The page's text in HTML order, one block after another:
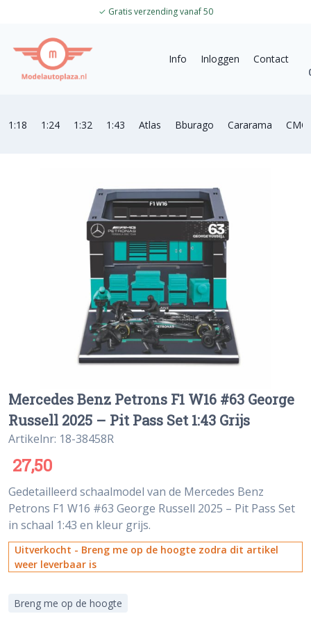
✓ Gratis verzending vanaf 50
Info Inloggen
Contact
1:18 1:24 1:32 1:43 Atlas Bburago Cararama CMC
Mercedes Benz Petrons F1 W16 #63 George
Russell 2025 – Pit Pass Set 1:43 Grijs
Artikelnr: 18-38458R
27,50
Gedetailleerd schaalmodel van de Mercedes Benz
Petrons F1 W16 #63 George Russell 2025 – Pit Pass Set
in schaal 1:43 en kleur grijs.
Uitverkocht - Breng me op de hoogte zodra dit artikel
weer leverbaar is
Breng me op de hoogte